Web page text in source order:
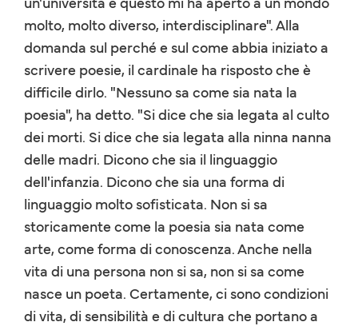
molto, molto diverso, interdisciplinare". Alla
domanda sul perché e sul come abbia iniziato a
scrivere poesie, il cardinale ha risposto che è
difficile dirlo. "Nessuno sa come sia nata la
poesia", ha detto. "Si dice che sia legata al culto
dei morti. Si dice che sia legata alla ninna nanna
delle madri. Dicono che sia il linguaggio
dell'infanzia. Dicono che sia una forma di
linguaggio molto sofisticata. Non si sa
storicamente come la poesia sia nata come
arte, come forma di conoscenza. Anche nella
vita di una persona non si sa, non si sa come
nasce un poeta. Certamente, ci sono condizioni
di vita, di sensibilità e di cultura che portano a